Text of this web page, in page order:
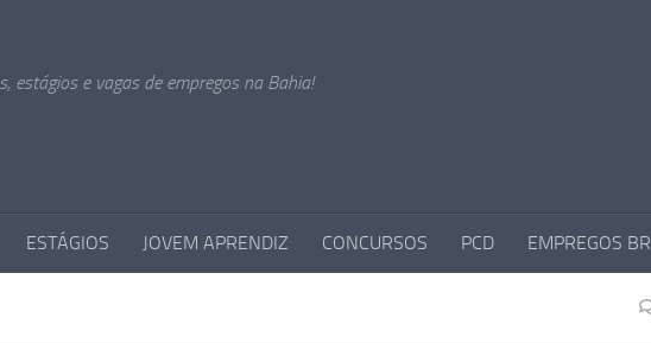
estágios e vagas de empregos na Bahia!
ESTÁGIOS JOVEM APRENDIZ CONCURSOS PCD EMPREGOS BR